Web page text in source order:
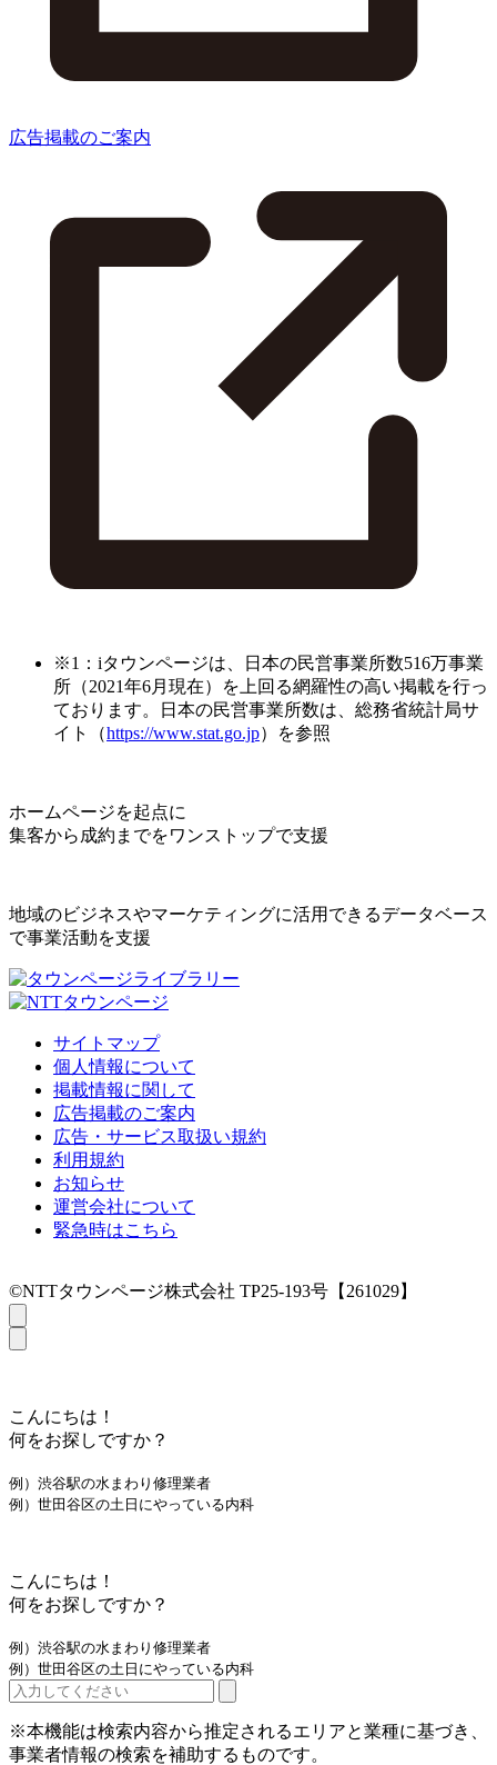
広告掲載のご案内
※1：iタウンページは、日本の民営事業所数516万事業
所（2021年6月現在）を上回る網羅性の高い掲載を行っ
ております。日本の民営事業所数は、総務省統計局サ
イト（https://www.stat.go.jp）を参照
ホームページを起点に
集客から成約までをワンストップで支援
地域のビジネスやマーケティングに活用できるデータベース
で事業活動を支援
サイトマップ
個人情報について
掲載情報に関して
広告掲載のご案内
広告・サービス取扱い規約
利用規約
お知らせ
運営会社について
緊急時はこちら
©NTTタウンページ株式会社 TP25-193号【261029】
こんにちは！
何をお探しですか？
例）渋谷駅の水まわり修理業者
例）世田谷区の土日にやっている内科
こんにちは！
何をお探しですか？
例）渋谷駅の水まわり修理業者
例）世田谷区の土日にやっている内科
※本機能は検索内容から推定されるエリアと業種に基づき、
事業者情報の検索を補助するものです。